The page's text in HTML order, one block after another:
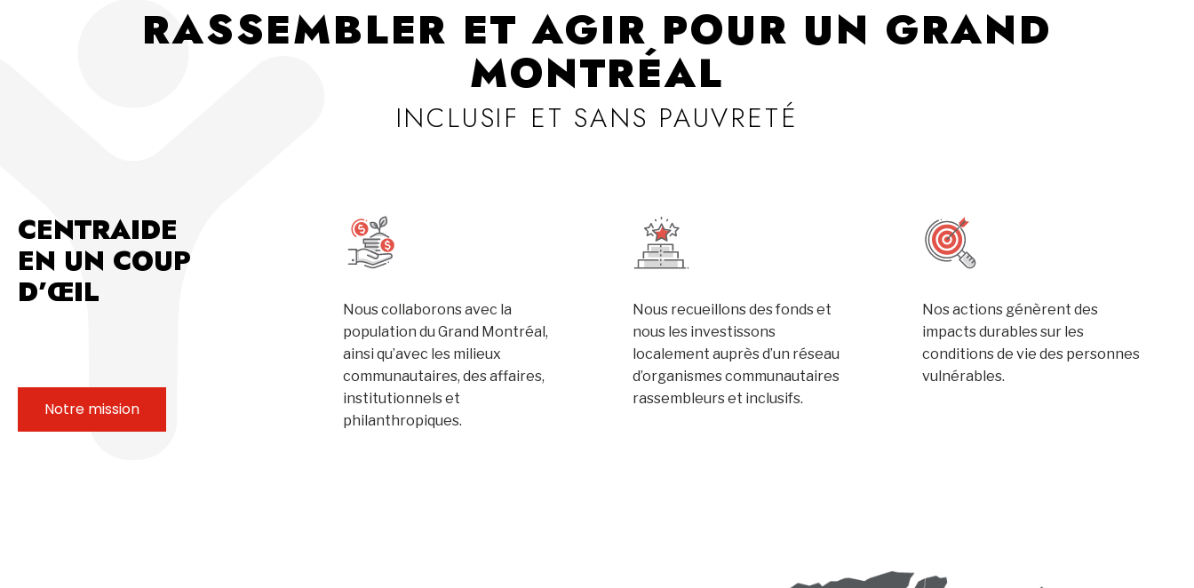
RASSEMBLER ET AGIR POUR UN GRAND
MONTRÉAL
INCLUSIF ET SANS PAUVRETÉ
CENTRAIDE
EN UN COUP
D’ŒIL
Notre mission
Nous collaborons avec la
population du Grand Montréal,
ainsi qu’avec les milieux
communautaires, des affaires,
institutionnels et
philanthropiques.
Nous recueillons des fonds et
nous les investissons
localement auprès d’un réseau
d’organismes communautaires
rassembleurs et inclusifs.
Nos actions génèrent des
impacts durables sur les
conditions de vie des personnes
vulnérables.